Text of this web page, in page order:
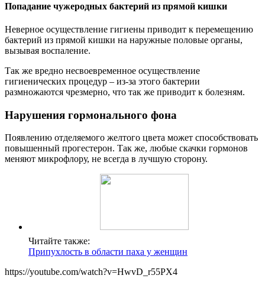
Попадание чужеродных бактерий из прямой кишки
Неверное осуществление гигиены приводит к перемещению
бактерий из прямой кишки на наружные половые органы,
вызывая воспаление.
Так же вредно несвоевременное осуществление
гигиенических процедур – из-за этого бактерии
размножаются чрезмерно, что так же приводит к болезням.
Нарушения гормонального фона
Появлению отделяемого желтого цвета может способствовать
повышенный прогестерон. Так же, любые скачки гормонов
меняют микрофлору, не всегда в лучшую сторону.
Читайте также:
Припухлость в области паха у женщин
https://youtube.com/watch?v=HwvD_r55PX4